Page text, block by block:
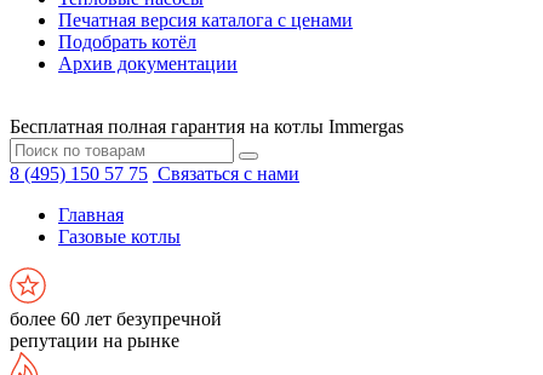
Печатная версия каталога с ценами
Подобрать котёл
Архив документации
Бесплатная полная гарантия на котлы Immergas
8 (495) 150 57 75 Связаться с нами
Главная
Газовые котлы
более 60 лет безупречной
репутации на рынке